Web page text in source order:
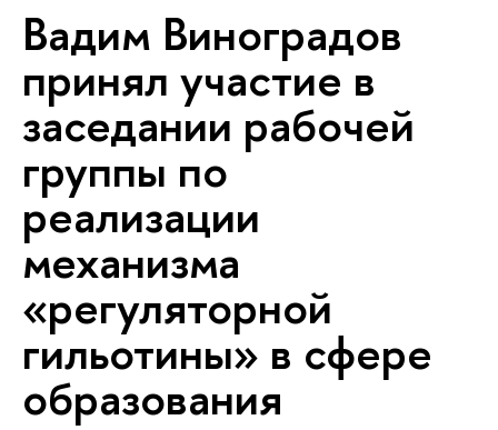
Вадим Виноградов
принял участие в
заседании рабочей
группы по
реализации
механизма
«регуляторной
гильотины» в сфере
образования